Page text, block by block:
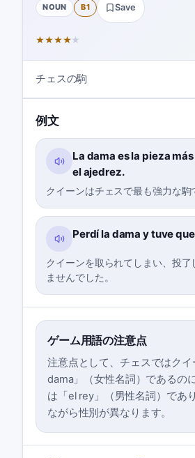
NOUN B1 Save
★★★★★
チェスの駒
例文
La dama es la pieza
el ajedrez.
クイーンはチェスで最も強力な駒
Perdí la dama y tuve
クイーンを取られてしまい、投了
ませんでした。
ゲーム用語の注意点
注意点として、チェスではクイ
dama」（女性名詞）であるの
は「el rey」（男性名詞）であ
ながら性別が異なります。